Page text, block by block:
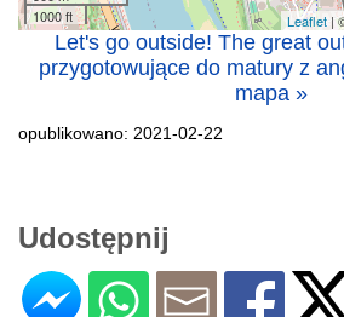
1000 ft
Leaflet |
Let's go outside! The great
przygotowujące do matury z
mapa »
opublikowano: 2021-02-22
Udostępnij